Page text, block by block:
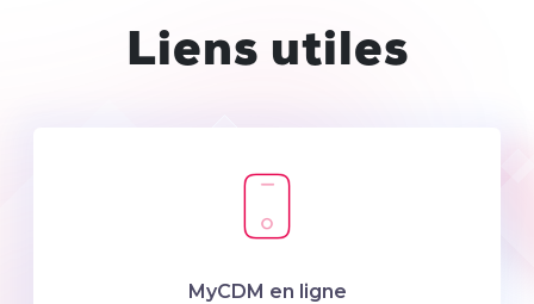
Liens utiles
MyCDM en ligne